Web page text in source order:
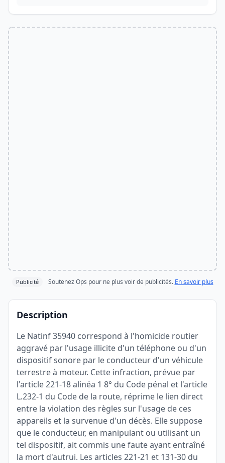
Publicité Soutenez Ops pour ne plus voir de publicités. En savoir plus
Description
Le Natinf 35940 correspond à l'homicide routier
aggravé par l'usage illicite d'un téléphone ou d'un
dispositif sonore par le conducteur d'un véhicule
terrestre à moteur. Cette infraction, prévue par
l'article 221-18 alinéa 1 8° du Code pénal et l'article
L.232-1 du Code de la route, réprime le lien direct
entre la violation des règles sur l'usage de ces
appareils et la survenue d'un décès. Elle suppose
que le conducteur, en manipulant ou utilisant un
tel dispositif, ait commis une faute ayant entraîné
la mort d'autrui. Les articles 221-21 et 131-30 du